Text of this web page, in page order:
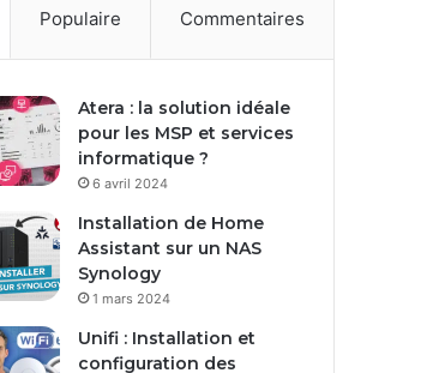
Populaire Commentaires
Atera : la solution idéale
pour les MSP et services
informatique ?
6 avril 2024
Installation de Home
Assistant sur un NAS
Synology
1 mars 2024
Unifi : Installation et
configuration des